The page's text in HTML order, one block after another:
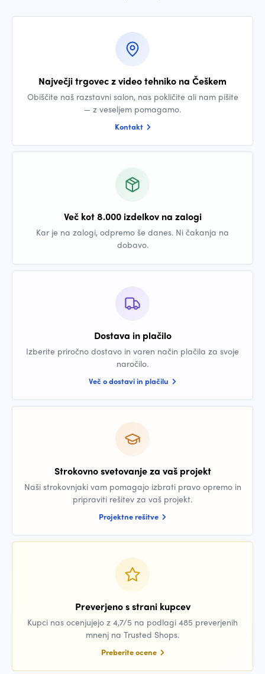
Največji trgovec z video tehniko na Češkem
Obiščite naš razstavni salon, nas pokličite ali nam pišite
— z veseljem pomagamo.
Kontakt
Več kot 8.000 izdelkov na zalogi
Kar je na zalogi, odpremo še danes. Ni čakanja na
dobavo.
Dostava in plačilo
Izberite priročno dostavo in varen način plačila za svoje
naročilo.
Več o dostavi in plačilu
Strokovno svetovanje za vaš projekt
Naši strokovnjaki vam pomagajo izbrati pravo opremo in
pripraviti rešitev za vaš projekt.
Projektne rešitve
Preverjeno s strani kupcev
Kupci nas ocenjujejo z 4,7/5 na podlagi 485 preverjenih
mnenj na Trusted Shops.
Preberite ocene